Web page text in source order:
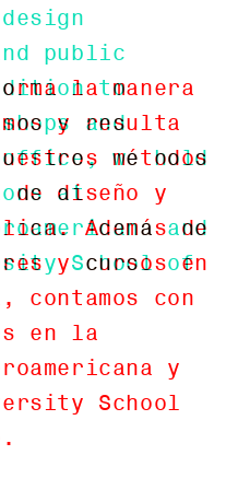
public
to
and
we hold
at
and
School of
la manera
y resulta
métodos
de diseño y
Además de
y cursos en
con
en la
y
School